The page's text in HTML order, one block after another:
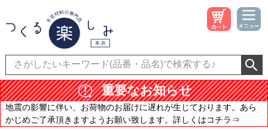
重要なお知らせ
地震の影響に伴い、お荷物のお届けに遅れが生じております。あら
かじめご了承頂きますようお願い致します。詳しくはコチラ⇒